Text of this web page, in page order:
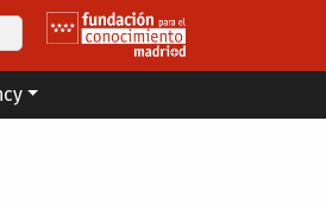
Search